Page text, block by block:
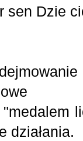
sen Dzie
działania.